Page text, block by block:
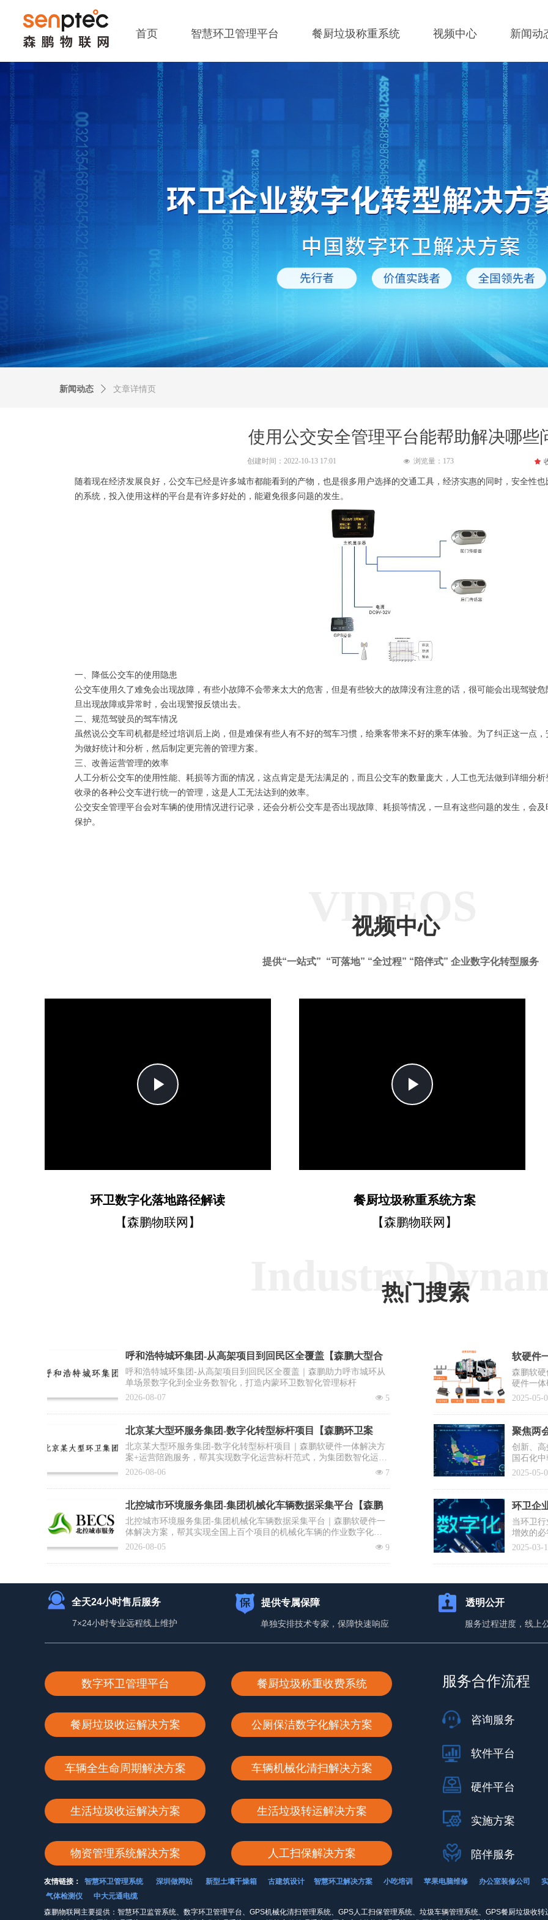
首页 智慧环卫管理平台 餐厨垃圾称重系统 视频中心 新闻动
使用公交安全管理平台能帮助解决哪些
随着现在经济发展良好，公交车已经是许多城市都能看到的产物，也是很多用户选择的交通工具，经济实惠的同时，安全性也
的系统，投入使用这样的平台是有许多好处的，能避免很多问题的发生。
一、降低公交车的使用隐患
公交车使用久了难免会出现故障，有些小故障不会带来太大的危害，但是有些较大的故障没有注意的话，很可能会出现驾驶
旦出现故障或异常时，会出现警报反馈出去。
二、规范驾驶员的驾车情况
虽然说公交车司机都是经过培训后上岗，但是难保有些人有不好的驾车习惯，给乘客带来不好的乘车体验。为了纠正这一点
为做好统计和分析，然后制定更完善的管理方案。
三、改善运营管理的效率
人工分析公交车的使用性能、耗损等方面的情况，这点肯定是无法满足的，而且公交车的数量庞大，人工也无法做到详细分
收录的各种公交车进行统一的管理，这是人工无法达到的效率。
公交安全管理平台会对车辆的使用情况进行记录，还会分析公交车是否出现故障、耗损等情况，一旦有这些问题的发生，会
保护。
新闻动态 ꄲ 文章详情页
创建时间： 2022-10-13 17:01 넶 浏览量： 173 끄
提供“一站式” “可落地” “全过程” “陪伴式” 企业数字化转型服务
VIDEOS
视频中心
Play
环卫数字化落地路径解读
【森鹏物联网】
Play
餐厨垃圾称重系统方案
【森鹏物联网】
呼和浩特城环集团-从高架项目到回民区全覆盖【森鹏大型合
作案例】
呼和浩特城环集团-从高架项目到回民区全覆盖｜森鹏助力呼市城环从
单场景数字化到全业务数智化，打造内蒙环卫数智化管理标杆
넶 5
2026-08-07
北京某大型环服务集团-数字化转型标杆项目【森鹏环卫案
例】
北京某大型环服务集团-数字化转型标杆项目｜森鹏软硬件一体解决方
案+运营陪跑服务，帮其实现数字化运营标杆范式，为集团数智化运营
推广复制提供标杆范式
넶 7
2026-08-06
北控城市环境服务集团-集团机械化车辆数据采集平台【森鹏
合作案例】
北控城市环境服务集团-集团机械化车辆数据采集平台｜森鹏软硬件一
体解决方案，帮其实现全国上百个项目的机械化车辆的作业数字化，
为集团数智化运营打好基础
넶 9
2026-08-05
Industry热门搜索
软硬件
森鹏软
硬件一
出
2025-05-
聚焦两
创新、
国石化
需要企
士、清
降低前
2025-05-
环卫企
当环卫
增效的必
入百万
你打赢这
2025-03-
森鹏物联网主要提供：智慧环卫监管系统、数字环卫管理平台、GPS机械化清扫管理系统、GPS人工扫保管理系统、垃圾车辆管理系统、GPS餐厨垃圾收
全天24小时售后服务
7×24小时专业远程线上维护
提供专属保障
单独安排技术专家，保障快速响应 服务过程进度，线上
透明公开
数字环卫管理平台 餐厨垃圾称重收费系统
餐厨垃圾收运解决方案 公厕保洁数字化解决方案
车辆全生命周期解决方案 车辆机械化清扫解决方案
生活垃圾收运解决方案 生活垃圾转运解决方案
物资管理系统解决方案 人工扫保解决方案
咨询服务
软件平台
硬件平台
实施方案
陪伴服务
服务合作流程
友情链接： 智慧环卫管理系统 深圳做网站 新型土壤干燥箱 古建筑设计 智慧环卫解决方案 小吃培训 苹果电脑维修 办公室装修公司
气体检测仪 中大元通电缆